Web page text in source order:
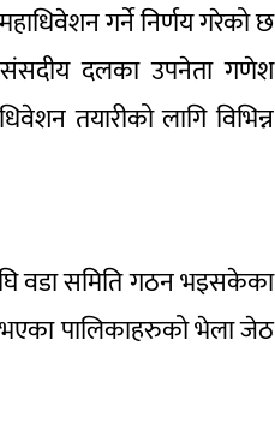
गर्ने निर्णय गरेको छ
संसदीय दलका उपनेता गणेश
तयारीको लागि विभिन्न
वडा समिति गठन भइसकेका
पालिकाहरुको भेला जेठ